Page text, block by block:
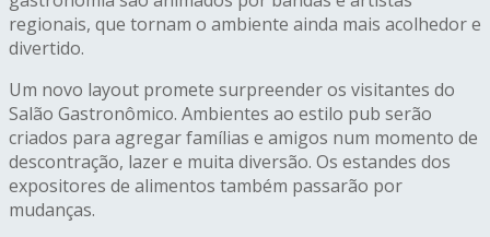
regionais, que tornam o ambiente ainda mais acolhedor e
divertido.
Um novo layout promete surpreender os visitantes do
Salão Gastronômico. Ambientes ao estilo pub serão
criados para agregar famílias e amigos num momento de
descontração, lazer e muita diversão. Os estandes dos
expositores de alimentos também passarão por
mudanças.